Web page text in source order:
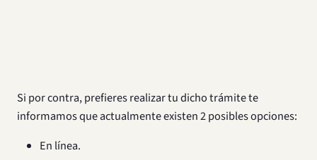
Si por contra, prefieres realizar tu dicho trámite te
informamos que actualmente existen 2 posibles opciones:
En línea.